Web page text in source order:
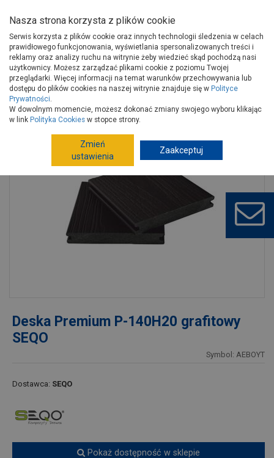
Strona główna Wokół domu
Tarasy
Tarasy kompozytowe
Deski tarasowe kompozytowe
Deska Premium P-140H20 grafitowy SEQO
Deska Premium P-140H20 grafitowy
SEQO
Symbol: AEBOYT
Dostawca: SEQO
Pokaż dostępność w sklepie
Nasza strona korzysta z plików cookie
Serwis korzysta z plików cookie oraz innych technologii śledzenia w celach
prawidłowego funkcjonowania, wyświetlania spersonalizowanych treści i
reklamy oraz analizy ruchu na witrynie żeby wiedzieć skąd pochodzą nasi
użytkownicy. Możesz zarządzać plikami cookie z poziomu Twojej
przeglądarki. Więcej informacji na temat warunków przechowywania lub
dostępu do plików cookies na naszej witrynie znajduje się w Polityce
Prywatności.
W dowolnym momencie, możesz dokonać zmiany swojego wyboru klikając
w link Polityka Cookies w stopce strony.
Zmień
ustawienia
Zaakceptuj